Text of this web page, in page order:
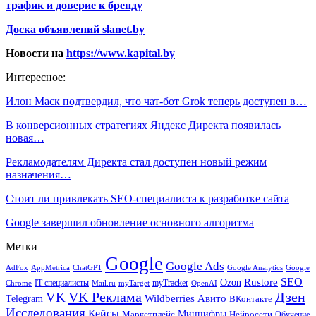
трафик и доверие к бренду
Доска объявлений slanet.by
Новости на https://www.kapital.by
Интересное:
Илон Маск подтвердил, что чат-бот Grok теперь доступен в…
В конверсионных стратегиях Яндекс Директа появилась
новая…
Рекламодателям Директа стал доступен новый режим
назначения…
Стоит ли привлекать SEO-специалиста к разработке сайта
Google завершил обновление основного алгоритма
Метки
AdFox AppMetrica ChatGPT Google Google Ads Google Analytics Google
Chrome IT-специалисты Mail.ru myTarget myTracker OpenAI Ozon Rustore SEO
Telegram VK VK Реклама Wildberries Авито ВКонтакте Дзен
Исследования